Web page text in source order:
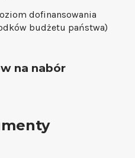
dofinansowania
budżetu państwa)
na nabór